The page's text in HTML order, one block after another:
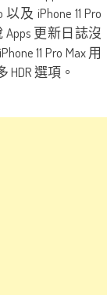
及 iPhone 11 Pro
Apps 更新日誌沒
11 Pro Max 用
選項。